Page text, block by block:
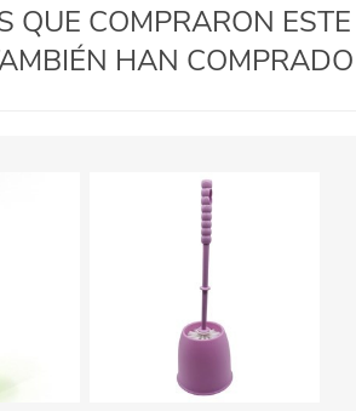
QUE COMPRARON ESTE
HAN COMPRADO